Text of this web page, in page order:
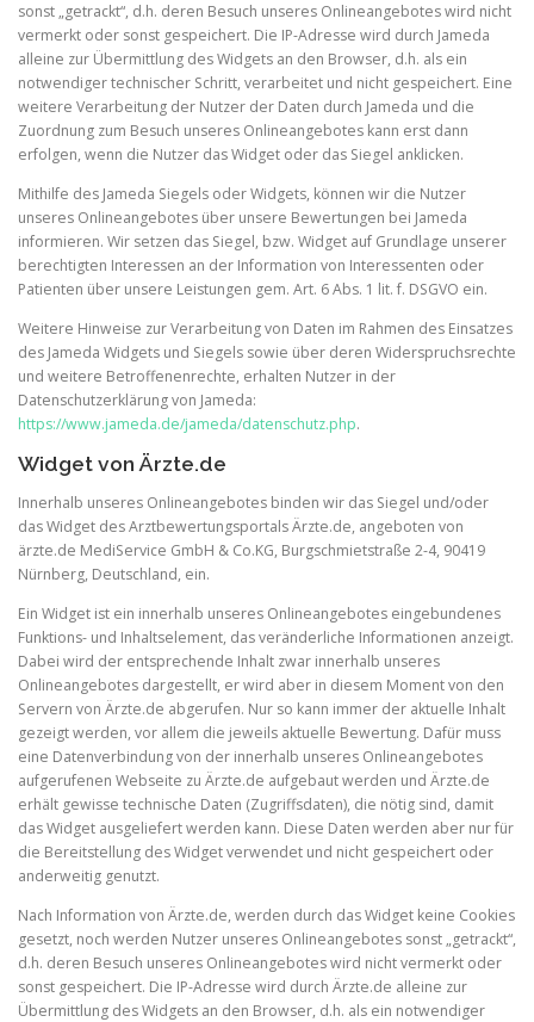
sonst „getrackt“, d.h. deren Besuch unseres Onlineangebotes wird nicht
vermerkt oder sonst gespeichert. Die IP-Adresse wird durch Jameda
alleine zur Übermittlung des Widgets an den Browser, d.h. als ein
notwendiger technischer Schritt, verarbeitet und nicht gespeichert. Eine
weitere Verarbeitung der Nutzer der Daten durch Jameda und die
Zuordnung zum Besuch unseres Onlineangebotes kann erst dann
erfolgen, wenn die Nutzer das Widget oder das Siegel anklicken.
Mithilfe des Jameda Siegels oder Widgets, können wir die Nutzer
unseres Onlineangebotes über unsere Bewertungen bei Jameda
informieren. Wir setzen das Siegel, bzw. Widget auf Grundlage unserer
berechtigten Interessen an der Information von Interessenten oder
Patienten über unsere Leistungen gem. Art. 6 Abs. 1 lit. f. DSGVO ein.
Weitere Hinweise zur Verarbeitung von Daten im Rahmen des Einsatzes
des Jameda Widgets und Siegels sowie über deren Widerspruchsrechte
und weitere Betroffenenrechte, erhalten Nutzer in der
Datenschutzerklärung von Jameda:
https://www.jameda.de/jameda/datenschutz.php.
Widget von Ärzte.de
Innerhalb unseres Onlineangebotes binden wir das Siegel und/oder
das Widget des Arztbewertungsportals Ärzte.de, angeboten von
ärzte.de MediService GmbH & Co.KG, Burgschmietstraße 2-4, 90419
Nürnberg, Deutschland, ein.
Ein Widget ist ein innerhalb unseres Onlineangebotes eingebundenes
Funktions- und Inhaltselement, das veränderliche Informationen anzeigt.
Dabei wird der entsprechende Inhalt zwar innerhalb unseres
Onlineangebotes dargestellt, er wird aber in diesem Moment von den
Servern von Ärzte.de abgerufen. Nur so kann immer der aktuelle Inhalt
gezeigt werden, vor allem die jeweils aktuelle Bewertung. Dafür muss
eine Datenverbindung von der innerhalb unseres Onlineangebotes
aufgerufenen Webseite zu Ärzte.de aufgebaut werden und Ärzte.de
erhält gewisse technische Daten (Zugriffsdaten), die nötig sind, damit
das Widget ausgeliefert werden kann. Diese Daten werden aber nur für
die Bereitstellung des Widget verwendet und nicht gespeichert oder
anderweitig genutzt.
Nach Information von Ärzte.de, werden durch das Widget keine Cookies
gesetzt, noch werden Nutzer unseres Onlineangebotes sonst „getrackt“,
d.h. deren Besuch unseres Onlineangebotes wird nicht vermerkt oder
sonst gespeichert. Die IP-Adresse wird durch Ärzte.de alleine zur
Übermittlung des Widgets an den Browser, d.h. als ein notwendiger